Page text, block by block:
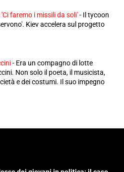
faremo i missili da soli'- Il tycoon
Kiev accelera sul progetto
- Era un compagno di lotte
Non solo il poeta, il musicista,
e dei costumi. Il suo impegno